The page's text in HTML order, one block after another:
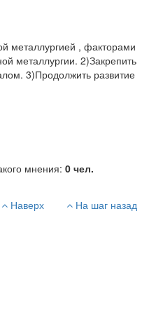
металлургией , факторами
металлургии. 2)Закрепить
3)Продолжить развитие
мнения:0 чел.
Наверх На шаг назад